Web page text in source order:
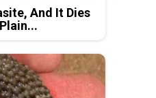
And It Dies